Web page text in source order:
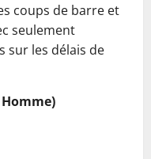
coups de barre et
seulement
sur les délais de